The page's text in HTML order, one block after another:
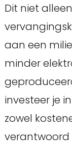
Dit niet
aan een
minder
investeer je
zowel
verantwoord